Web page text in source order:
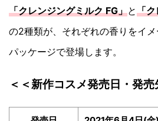
「クレンジングミルク FG」と「ク
の2種類が、それぞれの香りをイ
パッケージで登場します。
＜＜新作コスメ発売日・発